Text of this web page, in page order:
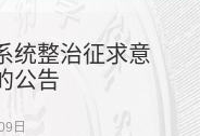
统整治征求意
公告
日